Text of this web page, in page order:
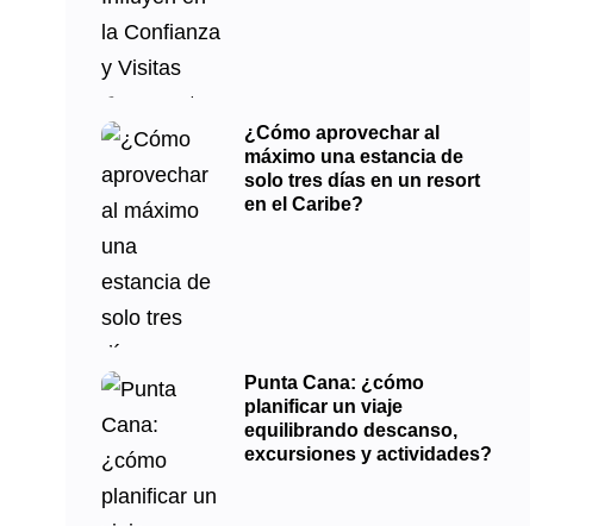
¿Cómo aprovechar al
máximo una estancia de
solo tres días en un resort
en el Caribe?
Punta Cana: ¿cómo
planificar un viaje
equilibrando descanso,
excursiones y actividades?